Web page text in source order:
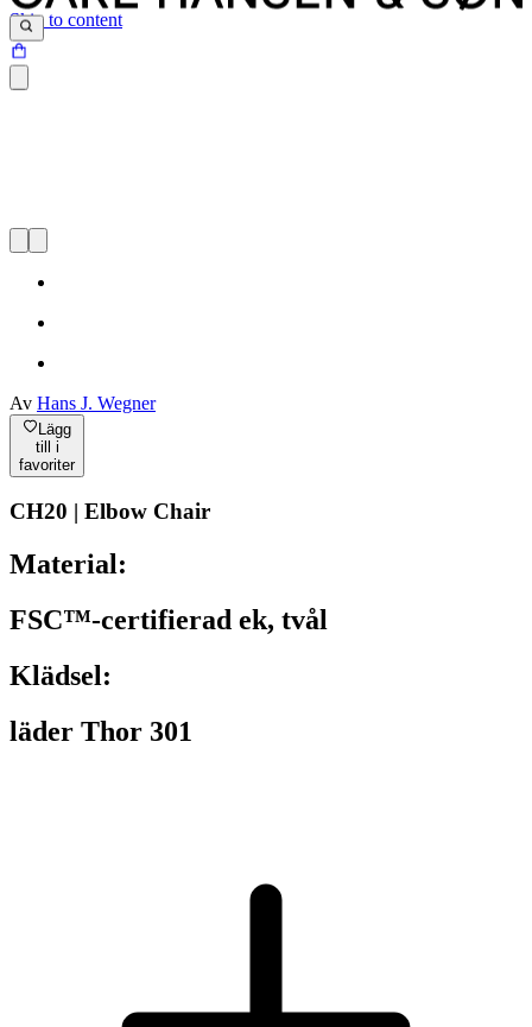
Skip to content
Av Hans J. Wegner
Lägg
till i
favoriter
CH20 | Elbow Chair
Material:
FSC™-certifierad ek, tvål
Klädsel:
läder Thor 301